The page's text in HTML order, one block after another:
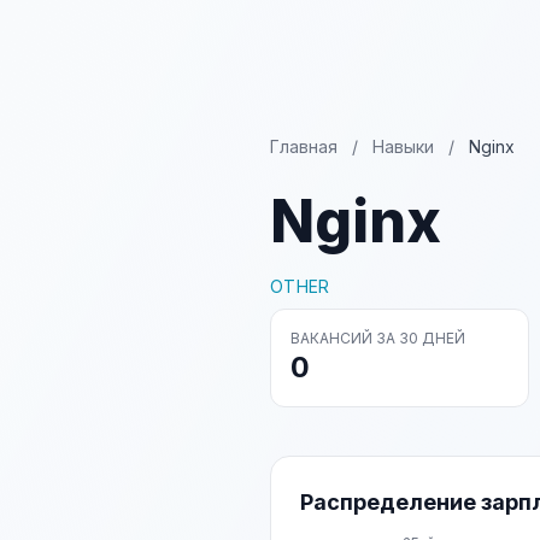
Главная / Навыки / Nginx
Nginx
OTHER
ВАКАНСИЙ ЗА 30 ДНЕЙ
0
Распределение